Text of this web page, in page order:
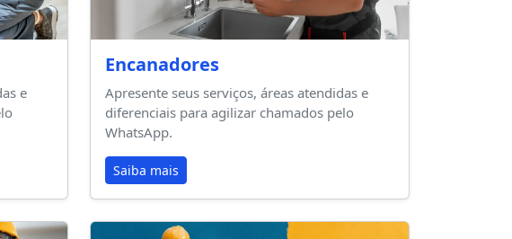
e
Encanadores
Apresente seus serviços, áreas atendidas e
diferenciais para agilizar chamados pelo
WhatsApp.
Saiba mais